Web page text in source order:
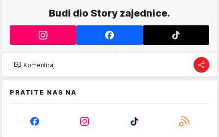
Budi dio Story zajednice.
Komentiraj
PRATITE NAS NA